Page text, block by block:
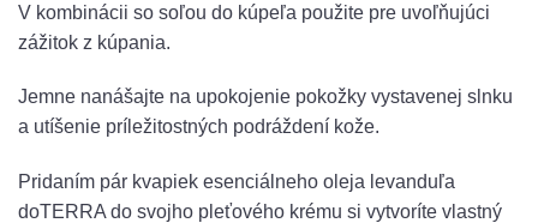
V kombinácii so soľou do kúpeľa použite pre uvoľňujúci
zážitok z kúpania.
Jemne nanášajte na upokojenie pokožky vystavenej slnku
a utíšenie príležitostných podráždení kože.
Pridaním pár kvapiek esenciálneho oleja levanduľa
doTERRA do svojho pleťového krému si vytvoríte vlastný